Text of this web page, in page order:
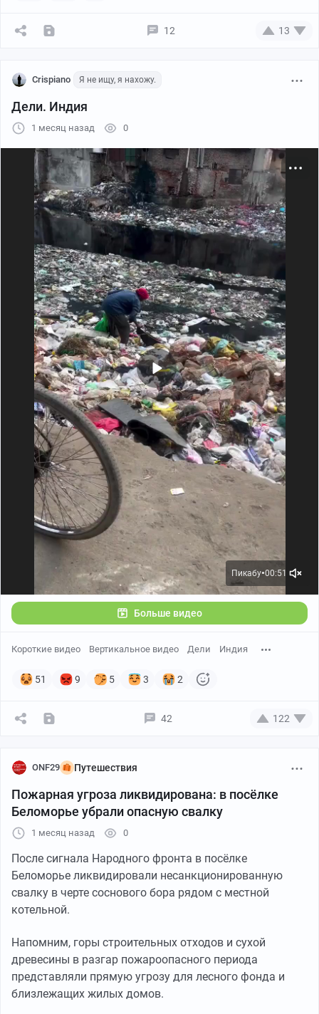
12 13
Crispiano Я не ищу, я нахожу.
Дели. Индия
1 месяц назад 0
Пикабу●00:51
Больше видео
Короткие видео Вертикальное видео Дели Индия
51 9 5 3 2
42 122
ONF29 Путешествия
Пожарная угроза ликвидирована: в посёлке
Беломорье убрали опасную свалку
1 месяц назад 0
После сигнала Народного фронта в посёлке
Беломорье ликвидировали несанкционированную
свалку в черте соснового бора рядом с местной
котельной.
Напомним, горы строительных отходов и сухой
древесины в разгар пожароопасного периода
представляли прямую угрозу для лесного фонда и
близлежащих жилых домов.